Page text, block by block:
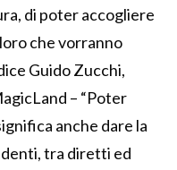
di poter accogliere
che vorranno
Guido Zucchi,
– “Poter
anche dare la
tra diretti ed